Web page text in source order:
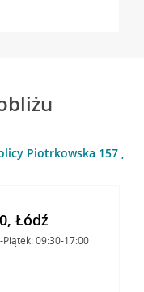
Piotrkowska 157 ,
Łódź
09:30-17:00